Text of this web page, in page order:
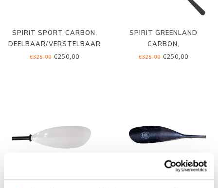
SPIRIT SPORT CARBON,
DEELBAAR/VERSTELBAAR
€325,00 €250,00
SPIRIT GREENLAND
CARBON,
DEELBAAR/VERSTELBAAR
€325,00 €250,00